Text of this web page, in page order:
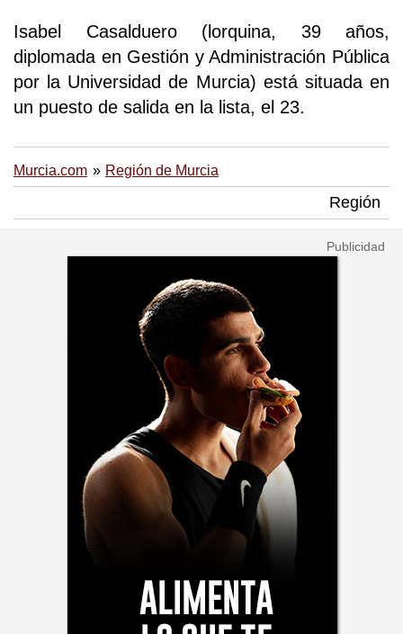
Isabel Casalduero (lorquina, 39 años,
diplomada en Gestión y Administración Pública
por la Universidad de Murcia) está situada en
un puesto de salida en la lista, el 23.
Murcia.com Región de Murcia
Región